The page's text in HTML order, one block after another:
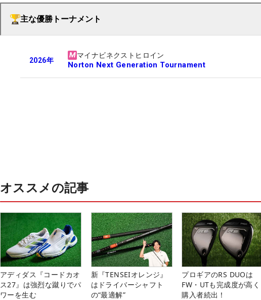
主な優勝トーナメント
2026年
マイナビネクストヒロイン
Norton Next Generation Tournament
オススメの記事
アディダス『コードカオ
ス27』は強烈な蹴りでパ
ワーを生む
新『TENSEIオレンジ』
はドライバーシャフト
の“最適解”
プロギアのRS DUOは
FW・UTも完成度が高く
購入者続出！